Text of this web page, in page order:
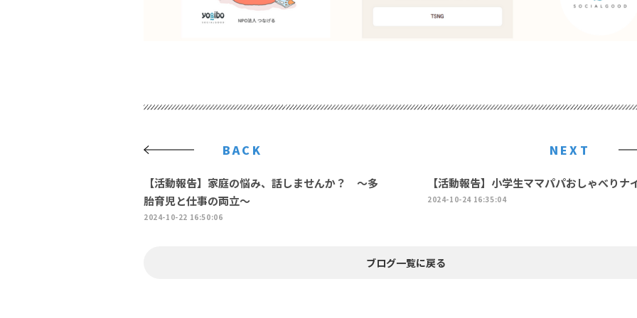
BACK
【活動報告】家庭の悩み、話しませんか？ ～多
胎育児と仕事の両立～
2024-10-22 16:50:06
NEXT
【活動報告】小学生ママパパおしゃべりナ
2024-10-24 16:35:04
ブログ一覧に戻る